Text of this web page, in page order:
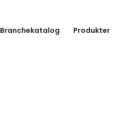
Branchekatalog Produkter